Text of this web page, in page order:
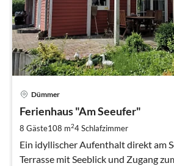
Dümmer
Ferienhaus "Am Seeufer"
8 Gäste108 m24Schlafzimmer
Ein idyllischer Aufenthalt direkt am See. Die
Terrasse mit Seeblick und Zugang zum Garten.